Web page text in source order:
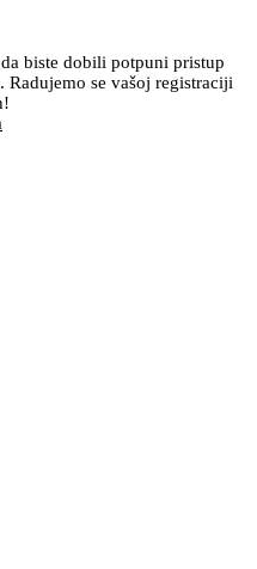
biste dobili potpuni pristup
Radujemo se vašoj registraciji